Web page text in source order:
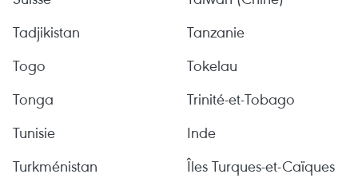
Tadjikistan
Tanzanie
Togo
Tokelau
Tonga
Trinité-et-Tobago
Tunisie
Inde
Turkménistan
Îles Turques-et-Caïques